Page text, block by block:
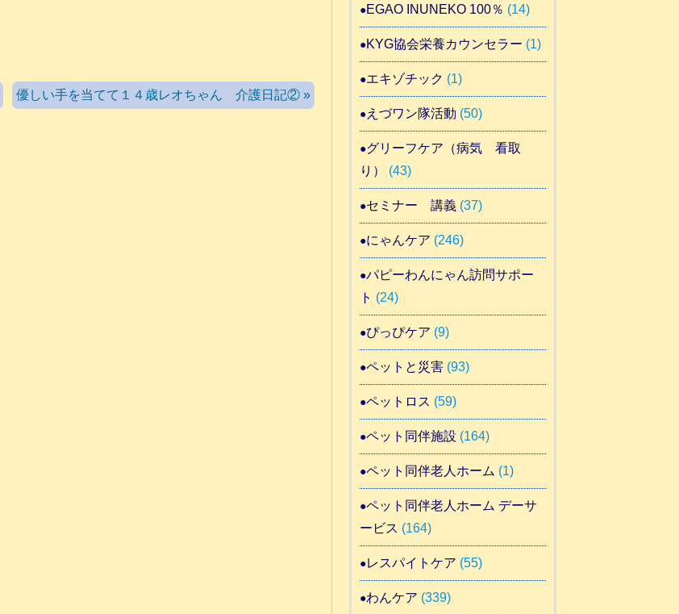
優しい手を当てて１４歳レオちゃん 介護日記② »
EGAO INUNEKO 100％ (14)
KYG協会栄養カウンセラー (1)
エキゾチック (1)
えづワン隊活動 (50)
グリーフケア（病気 看取
り）
(43)
セミナー 講義(37)
にゃんケア (246)
パピーわんにゃん訪問サポー
ト (24)
ぴっぴケア (9)
ペットと災害(93)
ペットロス (59)
ペット同伴施設 (164)
ペット同伴老人ホーム (1)
ペット同伴老人ホーム デーサ
ービス (164)
レスパイトケア (55)
わんケア (339)